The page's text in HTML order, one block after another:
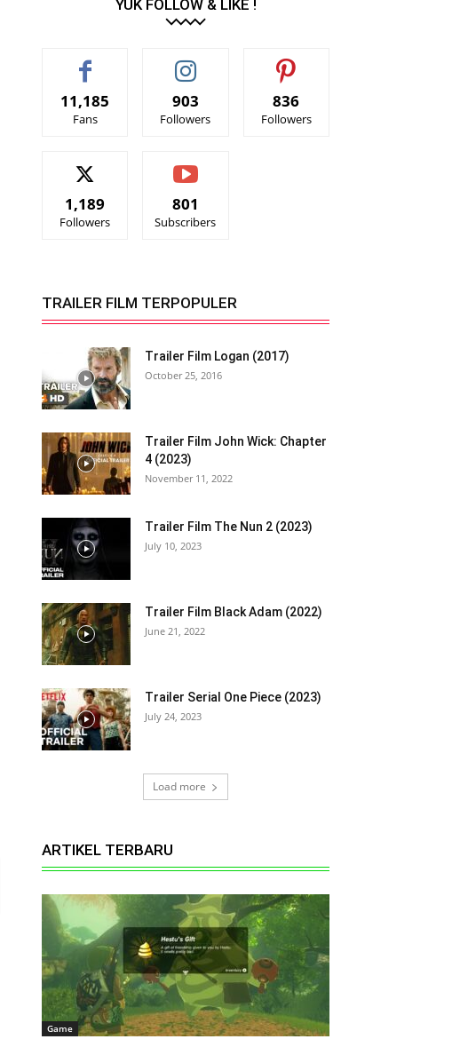
YUK FOLLOW & LIKE !
11,185
Fans
903
Followers
836
Followers
1,189
Followers
801
Subscribers
TRAILER FILM TERPOPULER
Trailer Film Logan (2017)
October 25, 2016
Trailer Film John Wick: Chapter
4 (2023)
November 11, 2022
Trailer Film The Nun 2 (2023)
July 10, 2023
Trailer Film Black Adam (2022)
June 21, 2022
Trailer Serial One Piece (2023)
July 24, 2023
Load more
ARTIKEL TERBARU
Game